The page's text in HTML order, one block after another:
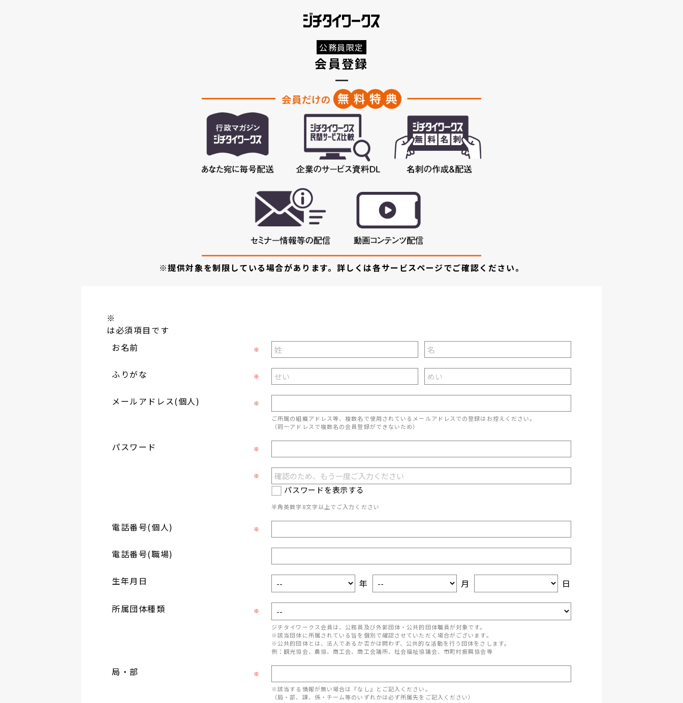
公務員限定
会員登録
※提供対象を制限している場合があります。詳しくは各サービスページでご確認ください。
※
は必須項目です
お名前
※
ふりがな ※
メールアドレス(個人)
※
ご所属の組織アドレス等、複数名で使用されているメールアドレスでの登録はお控えください。
（同一アドレスで複数名の会員登録ができないため）
パスワード ※
※
パスワードを表示する
半角英数字8文字以上でご入力ください
電話番号(個人) ※
電話番号(職場)
生年月日 年 月 日
所属団体種類
※
ジチタイワークス会員は、公務員及び外郭団体・公共的団体職員が対象です。
※該当団体に所属されている旨を個別で確認させていただく場合がございます。
※公共的団体とは、法人であるか否かは問わず、公共的な活動を行う団体をさします。
例：観光協会、農協、商工会、商工会議所、社会福祉協議会、市町村振興協会等
局・部
※
※該当する情報が無い場合は『なし』とご記入ください。
（局・部、課、係・チーム等のいずれかは必ず所属先をご記入ください）